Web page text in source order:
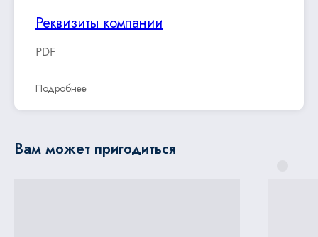
Реквизиты компании
PDF
Подробнее
Вам может пригодиться